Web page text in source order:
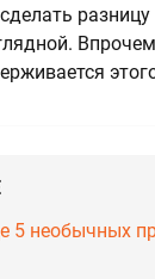
5 необычных